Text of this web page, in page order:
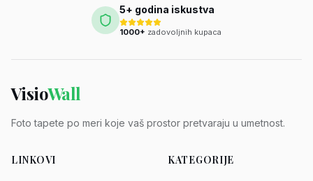
5+ godina iskustva
1000+ zadovoljnih kupaca
VisioWall
Foto tapete po meri koje vaš prostor pretvaraju u umetnost.
LINKOVI KATEGORIJE